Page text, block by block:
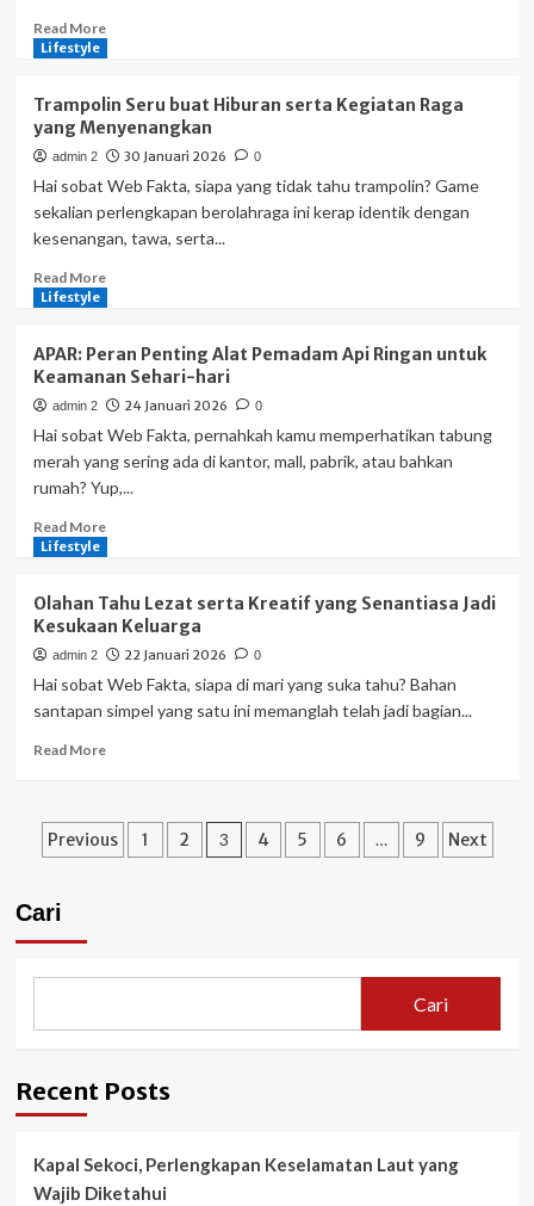
Bikin
Read MoreRead
Segudang
Manfaat
Jus
Sayur
buat
Style
Sehat
serta
Lifestyle
Trampolin Seru buat Hiburan serta Kegiatan Raga
yang Menyenangkan
admin 2 30 Januari 2026 0
Hai sobat Web Fakta, siapa yang tidak tahu trampolin? Game
sekalian perlengkapan berolahraga ini kerap identik dengan
kesenangan, tawa, serta...
Read MoreRead
Seru
buat
Hiburan
serta
Kegiatan
yang
Menyenangkan
Lifestyle
APAR: Peran Penting Alat Pemadam Api Ringan untuk
Keamanan Sehari-hari
admin 2 24 Januari 2026 0
Hai sobat Web Fakta, pernahkah kamu memperhatikan tabung
merah yang sering ada di kantor, mall, pabrik, atau bahkan
rumah? Yup,...
Read MoreRead
APAR:
Peran
Penting
Alat
Pemadam
Api
untuk
hari
Lifestyle
Olahan Tahu Lezat serta Kreatif yang Senantiasa Jadi
Kesukaan Keluarga
admin 2 22 Januari 2026 0
Hai sobat Web Fakta, siapa di mari yang suka tahu? Bahan
santapan simpel yang satu ini memanglah telah jadi bagian...
Read MoreRead
Tahu
Lezat
Jadi
Paginasi
Previous 1 2 3 4 5 6 … 9 Next
Cari
Cari
Recent Posts
Kapal Sekoci, Perlengkapan Keselamatan Laut yang
Wajib Diketahui